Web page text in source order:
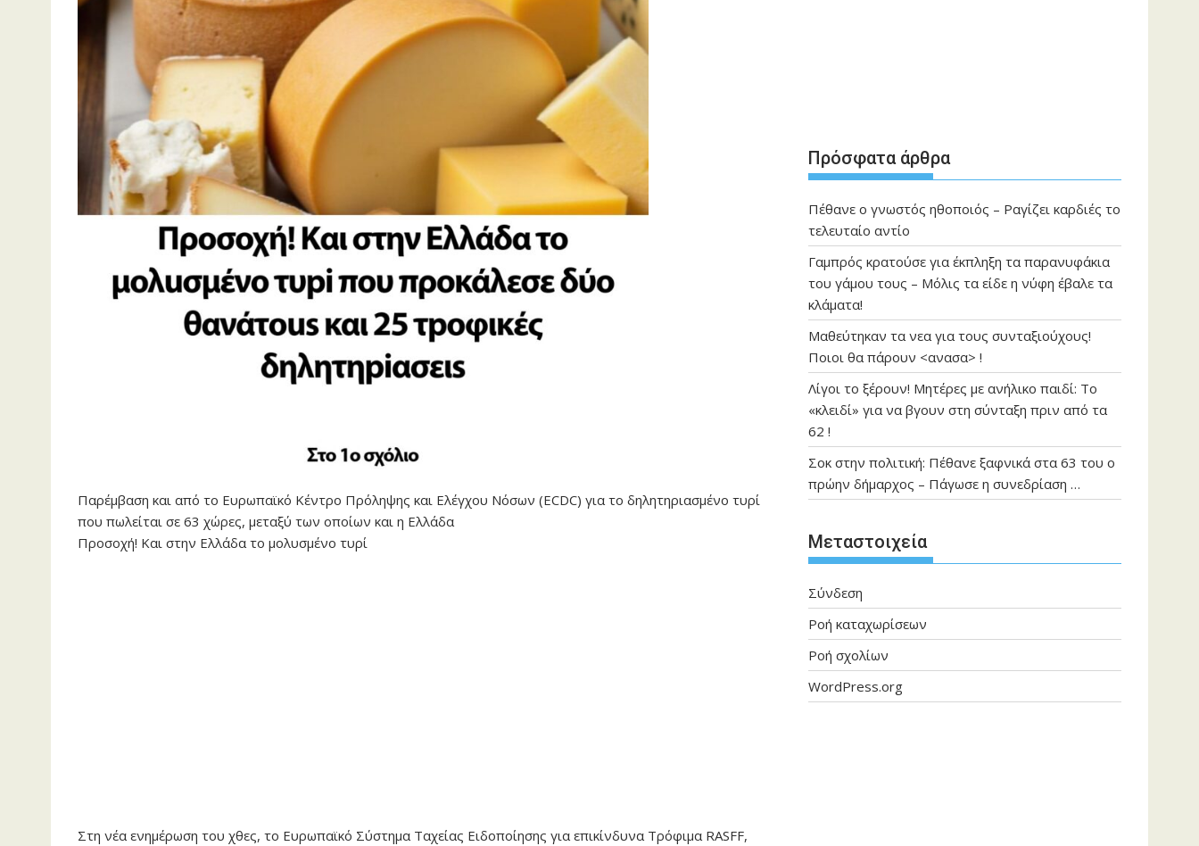
Παρέμβαση και από το Ευρωπαϊκό Κέντρο Πρόληψης και Ελέγχου Νόσων (ECDC) για το δηλητηριασμένο τυρί
που πωλείται σε 63 χώρες, μεταξύ των οποίων και η Ελλάδα
Προσοχή! Και στην Ελλάδα το μολυσμένο τυρί
Στη νέα ενημέρωση του χθες, το Ευρωπαϊκό Σύστημα Ταχείας Ειδοποίησης για επικίνδυνα Τρόφιμα RASFF,
Πρόσφατα άρθρα
Πέθανε ο γνωστός ηθοποιός – Ραγίζει καρδιές το
τελευταίο αντίο
Γαμπρός κρατούσε για έκπληξη τα παρανυφάκια
του γάμου τους – Μόλις τα είδε η νύφη έβαλε τα
κλάματα!
Μαθεύτηκαν τα νεα για τους συνταξιούχους!
Ποιοι θα πάρουν <ανασα> !
Λίγοι το ξέρουν! Μητέρες με ανήλικο παιδί: Το
«κλειδί» για να βγουν στη σύνταξη πριν από τα
62 !
Σοκ στην πολιτική: Πέθανε ξαφνικά στα 63 του ο
πρώην δήμαρχος – Πάγωσε η συνεδρίαση …
Μεταστοιχεία
Σύνδεση
Ροή καταχωρίσεων
Ροή σχολίων
WordPress.org